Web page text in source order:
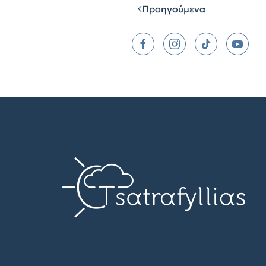
Προηγούμενα